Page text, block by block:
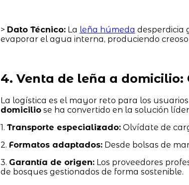
> Dato Técnico:La leña húmeda desperdicia
evaporar el agua interna, produciendo
4. Venta de leña a
La logística es el mayor reto para los usuarios
domiciliose ha convertido en la solución
1. Transporte especializado:Olvídate de
2. Formatos adaptados:Desde bolsas de
3. Garantía de origen:Los proveedores
de bosques gestionados de forma sostenible.